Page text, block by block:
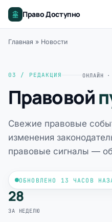
Право Доступно
Главная » Новости
03 / РЕДАКЦИЯ ОНЛАЙН ·
Правовой
Свежие правовые
изменения
правовые сигналы —
ОБНОВЛЕНО 13 ЧАСОВ
28
ЗА НЕДЕЛЮ